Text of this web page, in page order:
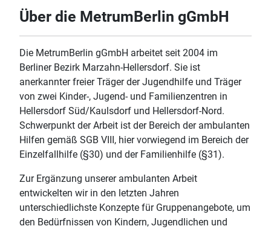
Über die MetrumBerlin gGmbH
Die MetrumBerlin gGmbH arbeitet seit 2004 im
Berliner Bezirk Marzahn-Hellersdorf. Sie ist
anerkannter freier Träger der Jugendhilfe und Träger
von zwei Kinder-, Jugend- und Familienzentren in
Hellersdorf Süd/Kaulsdorf und Hellersdorf-Nord.
Schwerpunkt der Arbeit ist der Bereich der ambulanten
Hilfen gemäß SGB VIII, hier vorwiegend im Bereich der
Einzelfallhilfe (§30) und der Familienhilfe (§31).
Zur Ergänzung unserer ambulanten Arbeit
entwickelten wir in den letzten Jahren
unterschiedlichste Konzepte für Gruppenangebote, um
den Bedürfnissen von Kindern, Jugendlichen und